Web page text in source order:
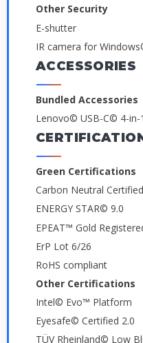
Other Security
E-shutter
IR camera for
ACCESSORIES
Bundled Accessories
Lenovo© USB-C© 4-in-
Green Certifications
Carbon Neutral Certified
ENERGY STAR© 9.0
EPEAT™ Gold
ErP Lot 6/26
RoHS compliant
Other Certifications
Intel© Evo™ Platform
Eyesafe© Certified 2.0
TÜV Rheinland© Low